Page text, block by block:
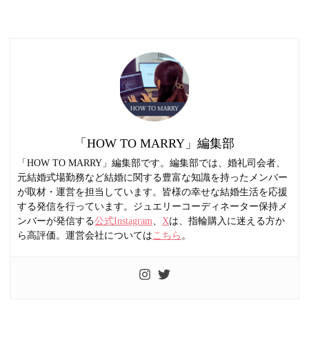
「HOW TO MARRY」編集部
「HOW TO MARRY」編集部です。編集部では、婚礼司会者、
元結婚式場勤務など結婚に関する豊富な知識を持ったメンバー
が取材・運営を担当しています。皆様の幸せな結婚生活を応援
する発信を行っています。ジュエリーコーディネーター保持メ
ンバーが発信する公式Instagram Xは、指輪購入に迷える方か
ら高評価。運営会社については こちら 。